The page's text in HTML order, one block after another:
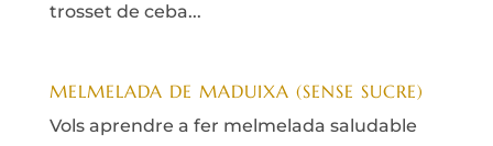
trosset de ceba...
MELMELADA DE MADUIXA (SENSE SUCRE)
Vols aprendre a fer melmelada saludable